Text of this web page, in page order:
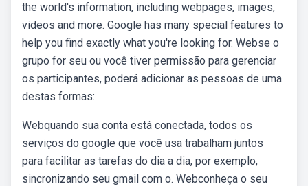
the world's information, including webpages, images,
videos and more. Google has many special features to
help you find exactly what you're looking for. Webse o
grupo for seu ou você tiver permissão para gerenciar
os participantes, poderá adicionar as pessoas de uma
destas formas:
Webquando sua conta está conectada, todos os
serviços do google que você usa trabalham juntos
para facilitar as tarefas do dia a dia, por exemplo,
sincronizando seu gmail com o. Webconheça o seu